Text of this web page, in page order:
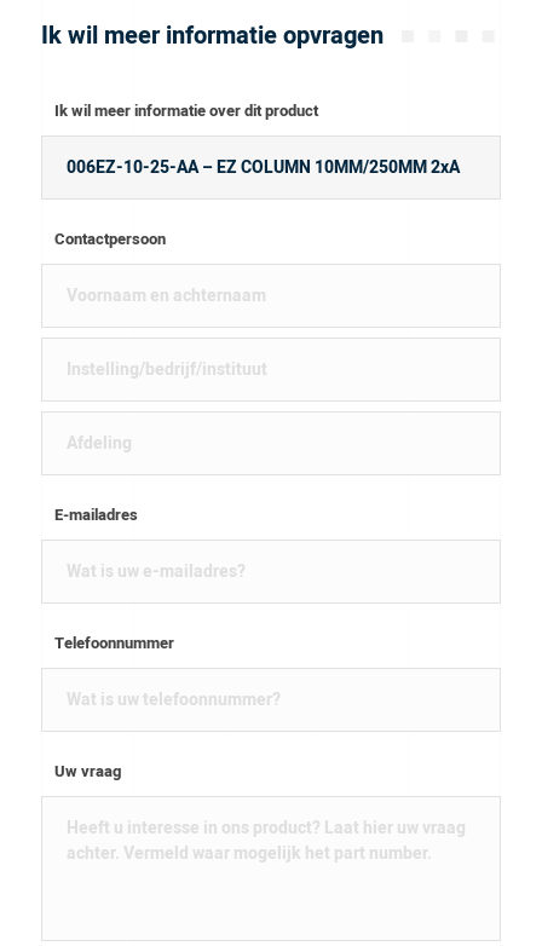
Ik wil meer informatie opvragen
Ik wil meer informatie over dit product
Contactpersoon
E-mailadres
Telefoonnummer
Uw vraag